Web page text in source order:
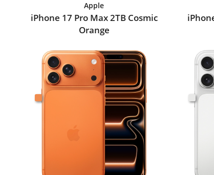
Apple
iPhone 17 Pro Max 2TB Cosmic
Orange